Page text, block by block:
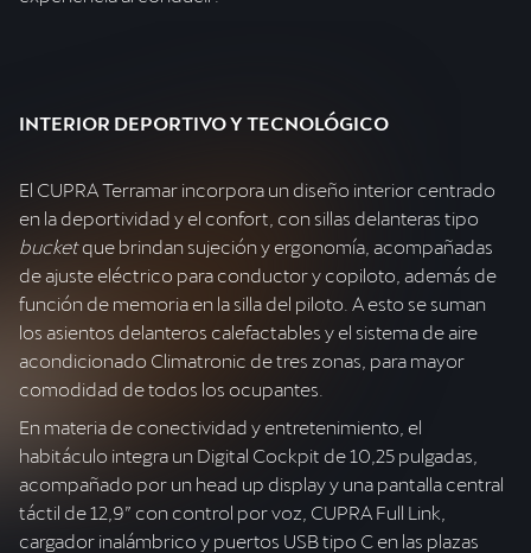
INTERIOR DEPORTIVO Y TECNOLÓGICO
El CUPRA Terramar incorpora un diseño interior centrado
en la deportividad y el confort, con sillas delanteras tipo
bucketque brindan sujeción y ergonomía, acompañadas
de ajuste eléctrico para conductor y copiloto, además de
función de memoria en la silla del piloto. A esto se suman
los asientos delanteros calefactables y el sistema de aire
acondicionado Climatronic de tres zonas, para mayor
comodidad de todos los ocupantes.
En materia de conectividad y entretenimiento, el
habitáculo integra un Digital Cockpit de 10,25 pulgadas,
acompañado por un head up display y una pantalla central
táctil de 12,9” con control por voz, CUPRA Full Link,
cargador inalámbrico y puertos USB tipo C en las plazas